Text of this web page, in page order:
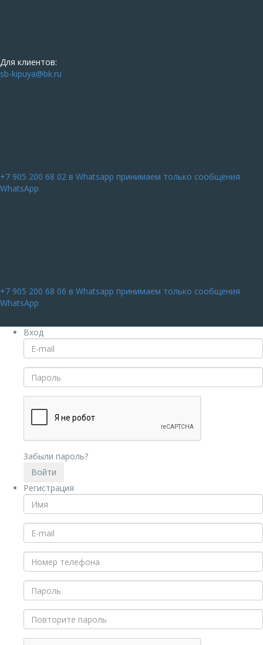
Для клиентов:
sb-kipuya@bk.ru
+7 905 200 68 02 в Whatsapp принимаем только сообщения
WhatsApp
+7 905 200 68 06 в Whatsapp принимаем только сообщения
WhatsApp
Вход
Забыли пароль?
Регистрация